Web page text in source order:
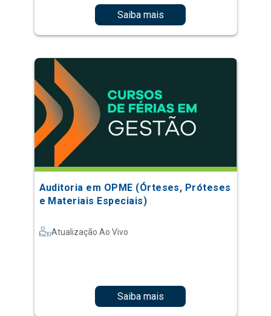
Saiba mais
Auditoria em OPME (Órteses, Próteses
e Materiais Especiais)
Atualização Ao Vivo
Saiba mais